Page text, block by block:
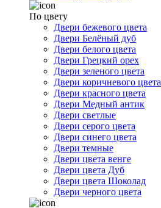
По цвету
Двери бежевого цвета
Двери Белёный дуб
Двери белого цвета
Двери Грецкий орех
Двери зеленого цвета
Двери коричневого цвета
Двери красного цвета
Двери Медный антик
Двери светлые
Двери серого цвета
Двери синего цвета
Двери темные
Двери цвета венге
Двери цвета Дуб
Двери цвета Шоколад
Двери черного цвета